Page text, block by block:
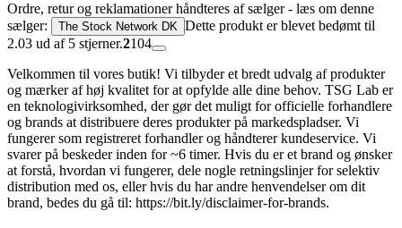
Ordre, retur og reklamationer håndteres af sælger - læs om denne
sælger:
The Stock Network DK Dette produkt er blevet bedømt til
2.03 ud af 5 stjerner.2104
Velkommen til vores butik! Vi tilbyder et bredt udvalg af produkter
og mærker af høj kvalitet for at opfylde alle dine behov. TSG Lab er
en teknologivirksomhed, der gør det muligt for officielle forhandlere
og brands at distribuere deres produkter på markedspladser. Vi
fungerer som registreret forhandler og håndterer kundeservice. Vi
svarer på beskeder inden for ~6 timer. Hvis du er et brand og ønsker
at forstå, hvordan vi fungerer, dele nogle retningslinjer for selektiv
distribution med os, eller hvis du har andre henvendelser om dit
brand, bedes du gå til: https://bit.ly/disclaimer-for-brands.